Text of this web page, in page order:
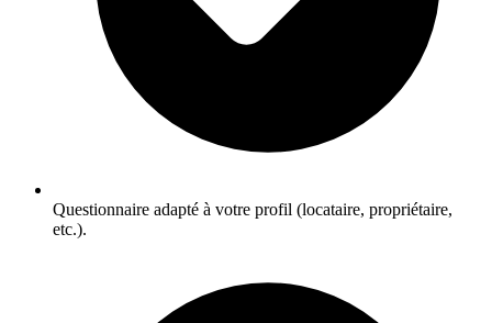
Questionnaire adapté à votre profil (locataire, propriétaire,
etc.).